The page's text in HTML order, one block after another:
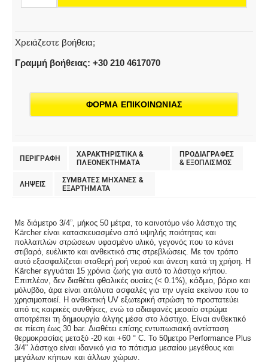
Χρειάζεστε βοήθεια;
Γραμμή βοήθειας: +30 210 4617070
ΦΟΡΜΑ ΕΠΙΚΟΙΝΩΝΙΑΣ
ΠΕΡΙΓΡΑΦΗ
ΧΑΡΑΚΤΗΡΙΣΤΙΚΑ &
ΠΛΕΟΝΕΚΤΗΜΑΤΑ
ΠΡΟΔΙΑΓΡΑΦΕΣ
& EΞΟΠΛΙΣΜΟΣ
ΛΗΨΕΙΣ
ΣΥΜΒΑΤΕΣ ΜΗΧΑΝΕΣ &
ΕΞΑΡΤΗΜΑΤΑ
Με διάμετρο 3/4”, μήκος 50 μέτρα, το καινοτόμο νέο λάστιχο της
Kärcher είναι κατασκευασμένο από υψηλής ποιότητας και
πολλαπλών στρώσεων υφασμένο υλικό, γεγονός που το κάνει
στιβαρό, ευέλικτο και ανθεκτικό στις στρεβλώσεις. Με τον τρόπο
αυτό εξασφαλίζεται σταθερή ροή νερού και άνεση κατά τη χρήση. Η
Kärcher εγγυάται 15 χρόνια ζωής για αυτό το λάστιχο κήπου.
Επιπλέον, δεν διαθέτει φθαλικές ουσίες (< 0.1%), κάδμιο, βάριο και
μόλυβδο, άρα είναι απόλυτα ασφαλές για την υγεία εκείνου που το
χρησιμοποιεί. Η ανθεκτική UV εξωτερική στρώση το προστατεύει
από τις καιρικές συνθήκες, ενώ το αδιαφανές μεσαίο στρώμα
αποτρέπει τη δημιουργία άλγης μέσα στο λάστιχο. Είναι ανθεκτικό
σε πίεση έως 30 bar. Διαθέτει επίσης εντυπωσιακή αντίσταση
θερμοκρασίας μεταξύ -20 και +60 ° C. Το 50μετρο Performance Plus
3/4" λάστιχο είναι ιδανικό για το πότισμα μεσαίου μεγέθους και
μεγάλων κήπων και άλλων χώρων.